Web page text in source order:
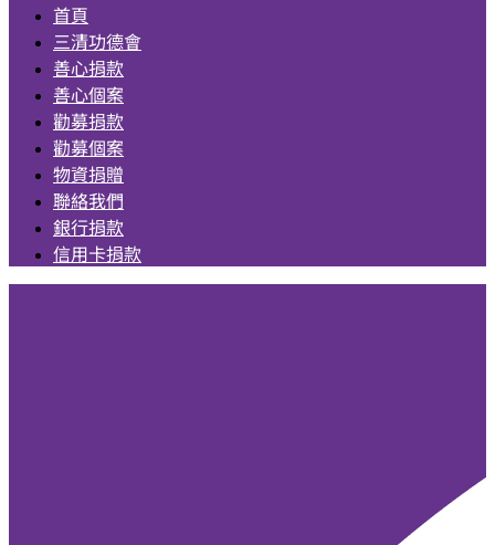
首頁
三清功德會
善心捐款
善心個案
勸募捐款
勸募個案
物資捐贈
聯絡我們
銀行捐款
信用卡捐款